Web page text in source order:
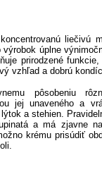
liečivú
úplne
prirodzené
vzhľad a dobrú
pôsobeniu
jej unaveného a
a stehien.
a má zjavne
krému prisúdiť